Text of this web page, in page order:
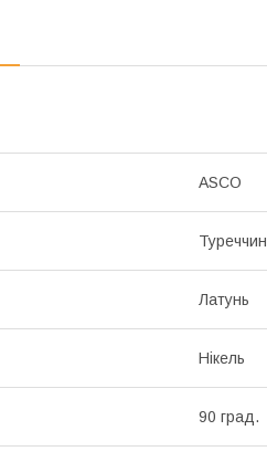
ASCO
Латунь
Нікель
90 град.